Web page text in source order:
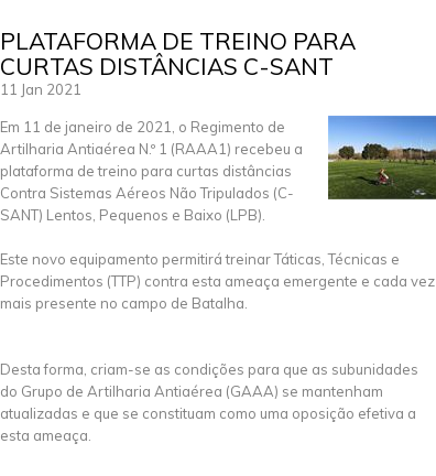
PLATAFORMA DE TREINO PARA
CURTAS DISTÂNCIAS C-SANT
11 Jan 2021
Em 11 de janeiro de 2021, o Regimento de
Artilharia Antiaérea N.º 1 (RAAA1) recebeu a
plataforma de treino para curtas distâncias
Contra Sistemas Aéreos Não Tripulados (C-
SANT) Lentos, Pequenos e Baixo (LPB).
Este novo equipamento permitirá treinar Táticas, Técnicas e
Procedimentos (TTP) contra esta ameaça emergente e cada vez
mais presente no campo de Batalha.
Desta forma, criam-se as condições para que as subunidades
do Grupo de Artilharia Antiaérea (GAAA) se mantenham
atualizadas e que se constituam como uma oposição efetiva a
esta ameaça.